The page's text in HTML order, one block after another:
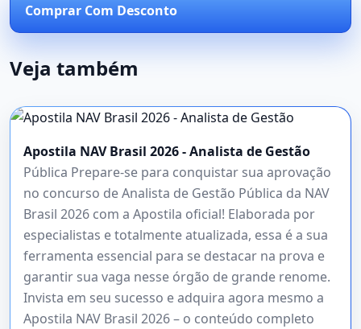
Comprar Com Desconto
Veja também
Apostila NAV Brasil 2026 - Analista de Gestão
Pública Prepare-se para conquistar sua aprovação
no concurso de Analista de Gestão Pública da NAV
Brasil 2026 com a Apostila oficial! Elaborada por
especialistas e totalmente atualizada, essa é a sua
ferramenta essencial para se destacar na prova e
garantir sua vaga nesse órgão de grande renome.
Invista em seu sucesso e adquira agora mesmo a
Apostila NAV Brasil 2026 – o conteúdo completo